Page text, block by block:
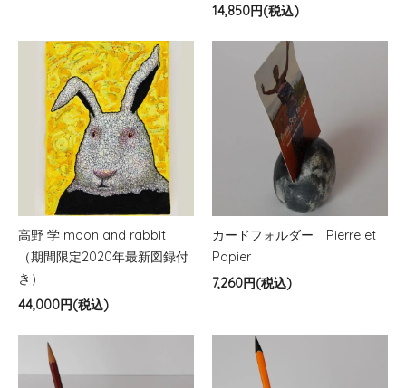
14,850円(税込)
高野 学 moon and rabbit
（期間限定2020年最新図録付
き）
44,000円(税込)
カードフォルダー Pierre et
Papier
7,260円(税込)